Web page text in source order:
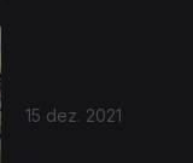
15 dez. 2021